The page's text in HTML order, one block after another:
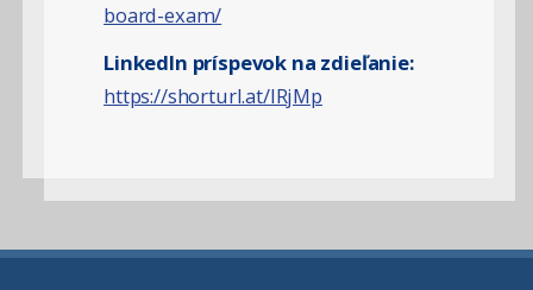
board-exam/
LinkedIn príspevok na zdieľanie:
https://shorturl.at/IRjMp